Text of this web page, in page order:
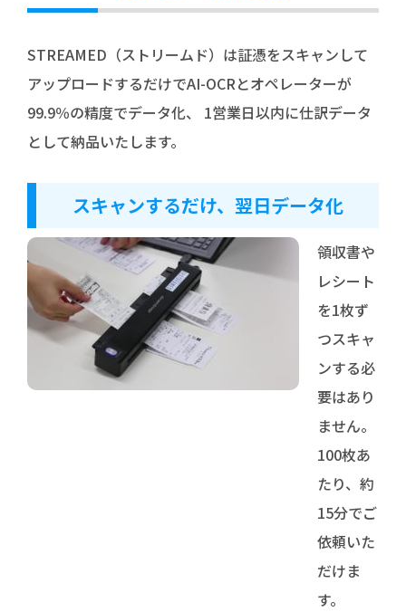
STREAMED（ストリームド）は証憑をスキャンして
アップロードするだけでAI-OCRとオペレーターが
99.9％の精度でデータ化、 1営業日以内に仕訳データ
として納品いたします。
スキャンするだけ、翌日データ化
領収書や
レシート
を1枚ず
つスキャ
ンする必
要はあり
ません。
100枚あ
たり、約
15分でご
依頼いた
だけま
す。